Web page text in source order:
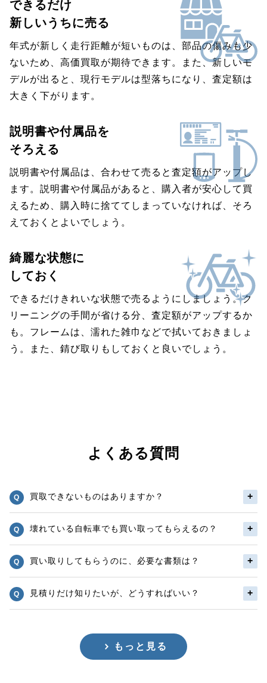
できるだけ
新しいうちに売る
年式が新しく走行距離が短いものは、部品の傷みも少
ないため、高価買取が期待できます。また、新しいモ
デルが出ると、現行モデルは型落ちになり、査定額は
大きく下がります。
説明書や付属品を
そろえる
説明書や付属品は、合わせて売ると査定額がアップし
ます。説明書や付属品があると、購入者が安心して買
えるため、購入時に捨ててしまっていなければ、そろ
えておくとよいでしょう。
綺麗な状態に
しておく
できるだけきれいな状態で売るようにしましょう。ク
リーニングの手間が省ける分、査定額がアップするか
も。フレームは、濡れた雑巾などで拭いておきましょ
う。また、錆び取りもしておくと良いでしょう。
よくある質問
買取できないものはありますか？
壊れている自転車でも買い取ってもらえるの？
買い取りしてもらうのに、必要な書類は？
見積りだけ知りたいが、どうすればいい？
もっと見る